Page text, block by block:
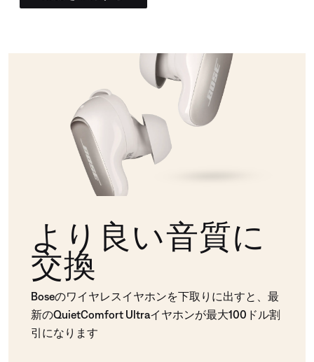
より良い音質に
交換
Boseのワイヤレスイヤホンを下取りに出すと、最
新のQuietComfort Ultraイヤホンが最大100ドル割
引になります